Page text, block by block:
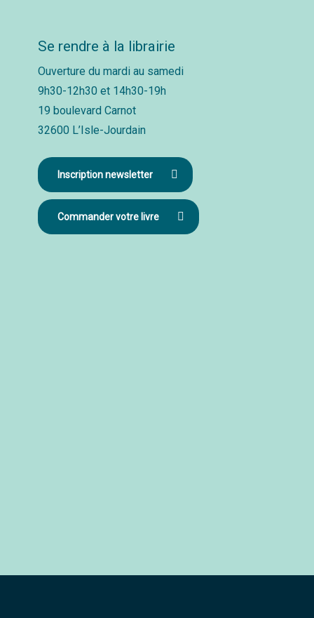
Se rendre à la librairie
Ouverture du mardi au samedi
9h30-12h30 et 14h30-19h
19 boulevard Carnot
32600 L’Isle-Jourdain
Inscription newsletter
Commander votre livre